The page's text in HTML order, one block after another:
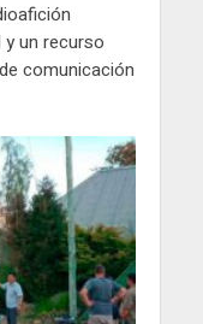
un recurso
comunicación